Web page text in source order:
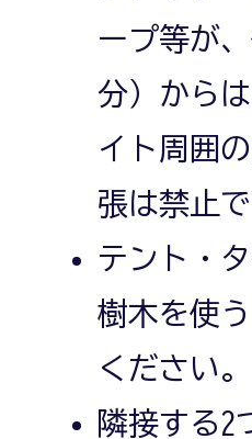
ープ等が
分）から
イト周囲
張は禁止で
テント・
樹木を使
ください。
隣接する2